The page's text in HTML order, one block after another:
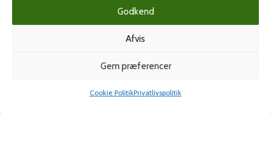
Godkend
Afvis
Gem præferencer
Cookie PolitikPrivatlivspolitik
Stero Stempelteknik
Spiralbind